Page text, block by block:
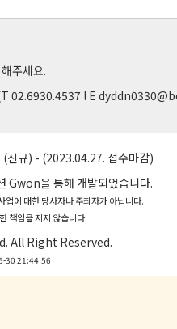
주세요.
(T 02.6930.4537 l E
신규) - (2023.04.27. 접수마감)
Gwon을 통해 개발되었습니다.
에 대한 당사자나 주최자가 아닙니다.
책임을 지지 않습니다.
All Right Reserved.
30 21:44:56